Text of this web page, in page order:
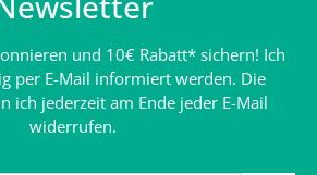
und 10€ Rabatt* sichern! Ich
per E-Mail informiert werden. Die
ich jederzeit am Ende jeder E-Mail
widerrufen.